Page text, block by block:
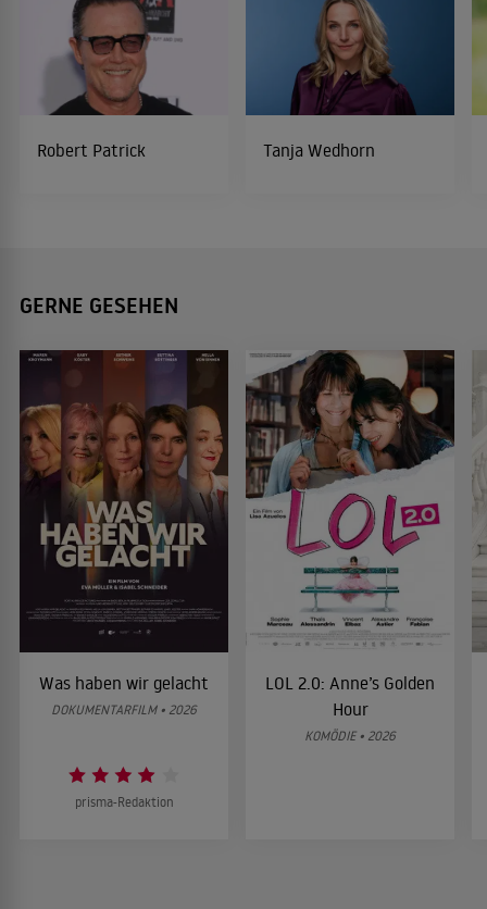
Robert Patrick Tanja Wedhorn
GERNE GESEHEN
Was haben wir gelacht
DOKUMENTARFILM • 2026
prisma-Redaktion
LOL 2.0: Anne’s Golden
Hour
KOMÖDIE • 2026